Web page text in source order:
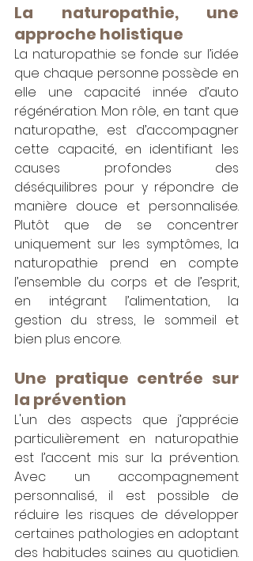
La naturopathie, une
approche holistique
La naturopathie se fonde sur l’idée
que chaque personne possède en
elle une capacité innée d’auto
régénération. Mon rôle, en tant que
naturopathe, est d’accompagner
cette capacité, en identifiant les
causes profondes des
déséquilibres pour y répondre de
manière douce et personnalisée.
Plutôt que de se concentrer
uniquement sur les symptômes, la
naturopathie prend en compte
l’ensemble du corps et de l’esprit,
en intégrant l’alimentation, la
gestion du stress, le sommeil et
bien plus encore.
Une pratique centrée sur
la prévention
L'un des aspects que j’apprécie
particulièrement en naturopathie
est l’accent mis sur la prévention.
Avec un accompagnement
personnalisé, il est possible de
réduire les risques de développer
certaines pathologies en adoptant
des habitudes saines au quotidien.